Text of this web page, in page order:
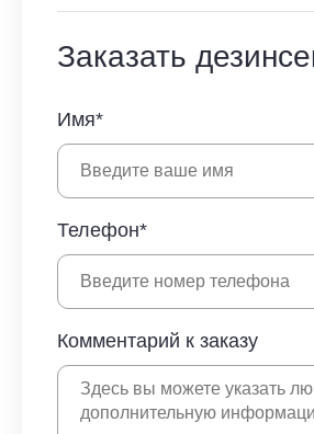
Заказать
Имя*
Телефон*
Комментарий к заказу